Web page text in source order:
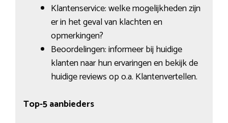
Klantenservice: welke mogelijkheden zijn
er in het geval van klachten en
opmerkingen?
Beoordelingen: informeer bij huidige
klanten naar hun ervaringen en bekijk de
huidige reviews op o.a. Klantenvertellen.
Top-5 aanbieders